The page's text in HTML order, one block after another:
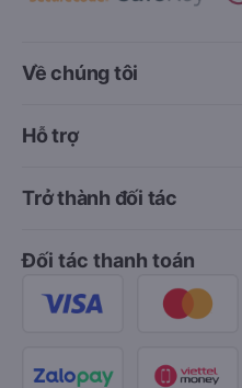
Về chúng tôi